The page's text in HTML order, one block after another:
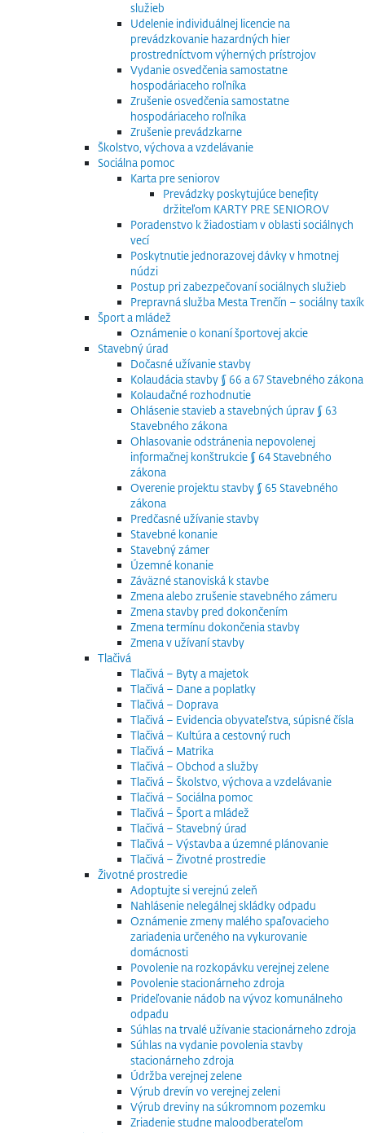
služieb
Udelenie individuálnej licencie na
prevádzkovanie hazardných hier
prostredníctvom výherných prístrojov
Vydanie osvedčenia samostatne
hospodáriaceho roľníka
Zrušenie osvedčenia samostatne
hospodáriaceho roľníka
Zrušenie prevádzkarne
Školstvo, výchova a vzdelávanie
Sociálna pomoc
Karta pre seniorov
Prevádzky poskytujúce benefity
držiteľom KARTY PRE SENIOROV
Poradenstvo k žiadostiam v oblasti sociálnych
vecí
Poskytnutie jednorazovej dávky v hmotnej
núdzi
Postup pri zabezpečovaní sociálnych služieb
Prepravná služba Mesta Trenčín – sociálny taxík
Šport a mládež
Oznámenie o konaní športovej akcie
Stavebný úrad
Dočasné užívanie stavby
Kolaudácia stavby § 66 a 67 Stavebného zákona
Kolaudačné rozhodnutie
Ohlásenie stavieb a stavebných úprav § 63
Stavebného zákona
Ohlasovanie odstránenia nepovolenej
informačnej konštrukcie § 64 Stavebného
zákona
Overenie projektu stavby § 65 Stavebného
zákona
Predčasné užívanie stavby
Stavebné konanie
Stavebný zámer
Územné konanie
Záväzné stanoviská k stavbe
Zmena alebo zrušenie stavebného zámeru
Zmena stavby pred dokončením
Zmena termínu dokončenia stavby
Zmena v užívaní stavby
Tlačivá
Tlačivá – Byty a majetok
Tlačivá – Dane a poplatky
Tlačivá – Doprava
Tlačivá – Evidencia obyvateľstva, súpisné čísla
Tlačivá – Kultúra a cestovný ruch
Tlačivá – Matrika
Tlačivá – Obchod a služby
Tlačivá – Školstvo, výchova a vzdelávanie
Tlačivá – Sociálna pomoc
Tlačivá – Šport a mládež
Tlačivá – Stavebný úrad
Tlačivá – Výstavba a územné plánovanie
Tlačivá – Životné prostredie
Životné prostredie
Adoptujte si verejnú zeleň
Nahlásenie nelegálnej skládky odpadu
Oznámenie zmeny malého spaľovacieho
zariadenia určeného na vykurovanie
domácnosti
Povolenie na rozkopávku verejnej zelene
Povolenie stacionárneho zdroja
Prideľovanie nádob na vývoz komunálneho
odpadu
Súhlas na trvalé užívanie stacionárneho zdroja
Súhlas na vydanie povolenia stavby
stacionárneho zdroja
Údržba verejnej zelene
Výrub drevín vo verejnej zeleni
Výrub dreviny na súkromnom pozemku
Zriadenie studne maloodberateľom